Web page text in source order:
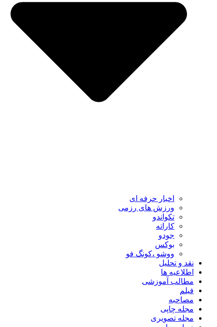
اخبار حرفه ای
ورزش های رزمی
تکواندو
کاراته
جودو
بوکس
ووشو ،کونگ فو
نقد و تحلیل
اطلاعیه ها
مطالب آموزشی
فیلم
مصاحبه
مجله چاپی
مجله تصویری